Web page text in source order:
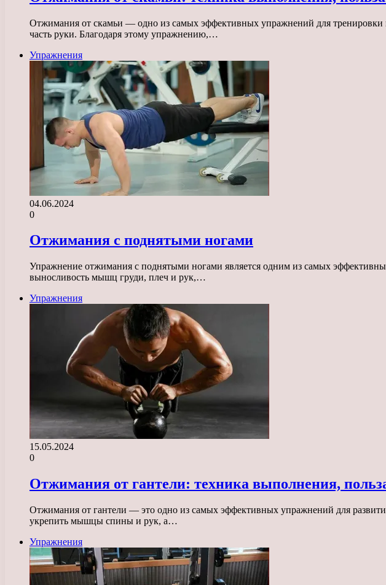
Отжимания от скамьи — одно из самых эффективных упражнений для тренировки
часть руки. Благодаря этому упражнению,…
Упражнения
04.06.2024
0
Отжимания с поднятыми ногами
Упражнение отжимания с поднятыми ногами является одним из самых
выносливость мышц груди, плеч и рук,…
Упражнения
15.05.2024
0
Отжимания от гантели: техника выполнения,
Отжимания от гантели — это одно из самых эффективных упражнений для
укрепить мышцы спины и рук, а…
Упражнения